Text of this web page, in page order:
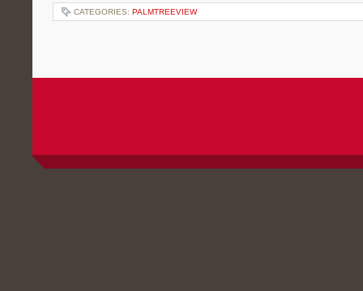
CATEGORIES: PALMTREEVIEW